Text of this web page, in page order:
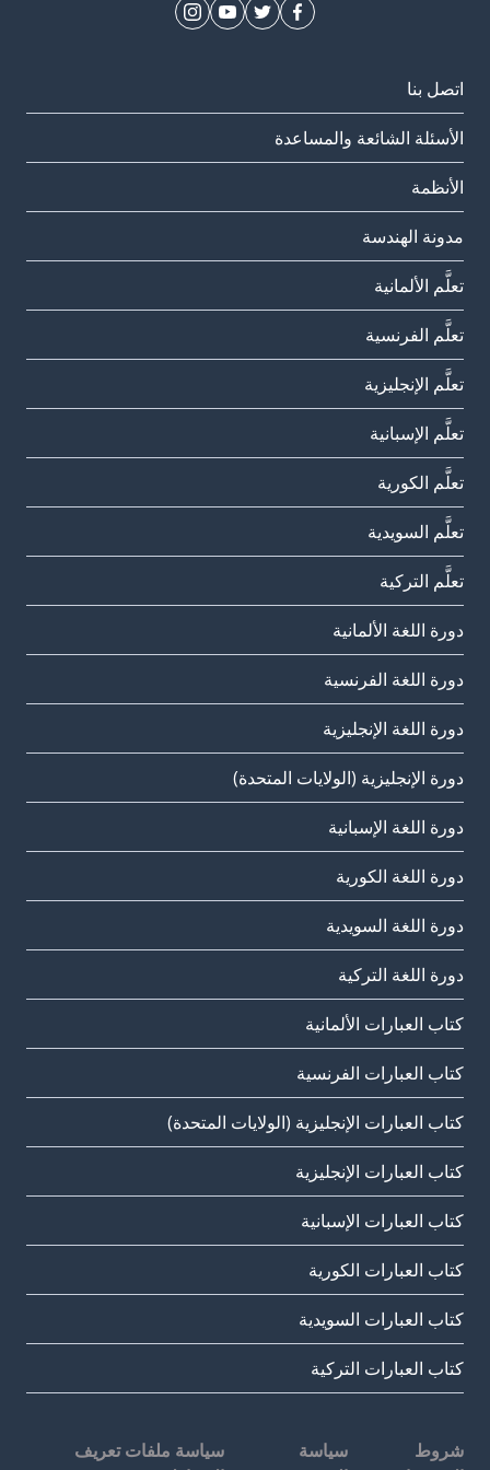
اتصل بنا
الأسئلة الشائعة والمساعدة
الأنظمة
مدونة الهندسة
تعلَّم الألمانية
تعلَّم الفرنسية
تعلَّم الإنجليزية
تعلَّم الإسبانية
تعلَّم الكورية
تعلَّم السويدية
تعلَّم التركية
دورة اللغة الألمانية
دورة اللغة الفرنسية
دورة اللغة الإنجليزية
دورة الإنجليزية (الولايات المتحدة)
دورة اللغة الإسبانية
دورة اللغة الكورية
دورة اللغة السويدية
دورة اللغة التركية
كتاب العبارات الألمانية
كتاب العبارات الفرنسية
كتاب العبارات الإنجليزية (الولايات المتحدة)
كتاب العبارات الإنجليزية
كتاب العبارات الإسبانية
كتاب العبارات الكورية
كتاب العبارات السويدية
كتاب العبارات التركية
شروط
سياسة
سياسة ملفات تعريف